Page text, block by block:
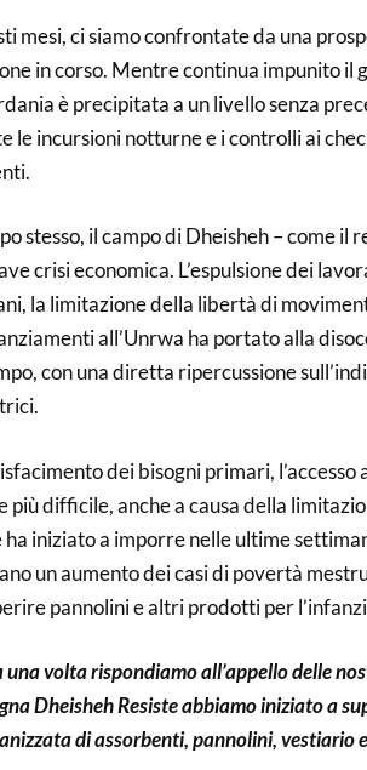
mesi, ci siamo confrontate da una
in corso. Mentre continua impunito il
è precipitata a un livello senza
le incursioni notturne e i controlli ai
stesso, il campo di Dheisheh – come il
crisi economica. L’espulsione dei
la limitazione della libertà di
all’Unrwa ha portato alla
con una diretta ripercussione
dei bisogni primari,
più difficile, anche a causa della
ha iniziato a imporre nelle ultime
un aumento dei casi di povertà
pannolini e altri prodotti per
una volta rispondiamo all’appello delle
Dheisheh Resiste abbiamo iniziato a
di assorbenti, pannolini, vestiario